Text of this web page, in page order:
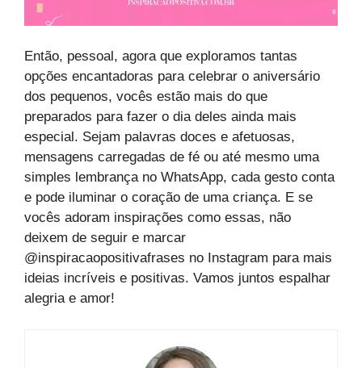
Então, pessoal, agora que exploramos tantas
opções encantadoras para celebrar o aniversário
dos pequenos, vocês estão mais do que
preparados para fazer o dia deles ainda mais
especial. Sejam palavras doces e afetuosas,
mensagens carregadas de fé ou até mesmo uma
simples lembrança no WhatsApp, cada gesto conta
e pode iluminar o coração de uma criança. E se
vocês adoram inspirações como essas, não
deixem de seguir e marcar
@inspiracaopositivafrases no Instagram para mais
ideias incríveis e positivas. Vamos juntos espalhar
alegria e amor!